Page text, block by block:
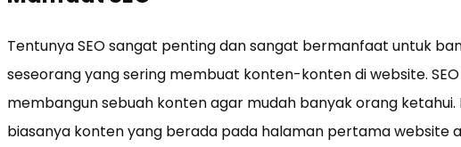
Tentunya SEO sangat penting dan sangat bermanfaat untuk
seseorang yang sering membuat konten-konten di website.
membangun sebuah konten agar mudah banyak orang
biasanya konten yang berada pada halaman pertama website